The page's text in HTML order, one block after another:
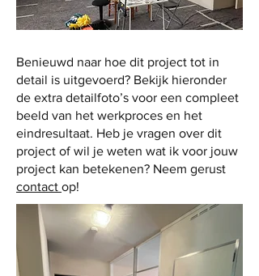
Benieuwd naar hoe dit project tot in
detail is uitgevoerd? Bekijk hieronder
de extra detailfoto’s voor een compleet
beeld van het werkproces en het
eindresultaat. Heb je vragen over dit
project of wil je weten wat ik voor jouw
project kan betekenen? Neem gerust
contact op!